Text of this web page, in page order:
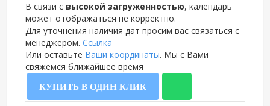
дом(адосадо)
в
В связи с высокой загруженностью, календарь
может отображаться не корректно.
Для уточнения наличия дат просим вас связаться с
менеджером. Ссылка
Или оставьте Ваши координаты. Мы с Вами
свяжемся ближайшее время
КУПИТЬ В ОДИН КЛИК